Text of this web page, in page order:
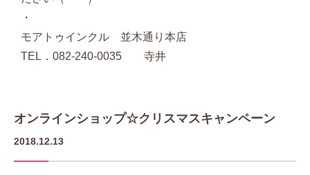
・
モアトゥインクル 並木通り本店
TEL．082-240-0035 寺井
オンラインショップ☆クリスマスキャンペーン
2018.12.13